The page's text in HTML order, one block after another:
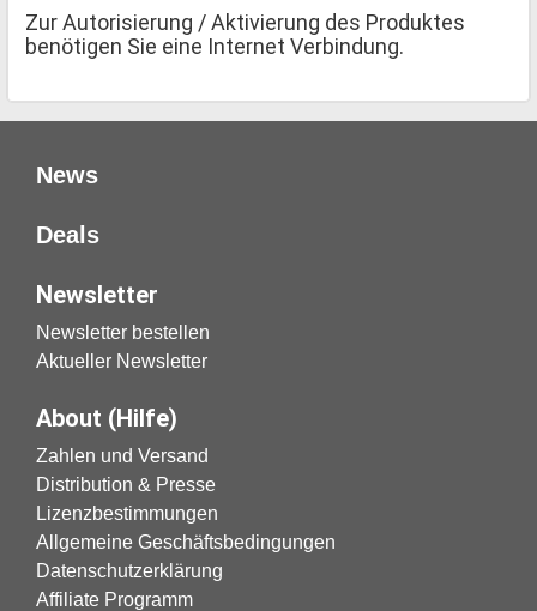
Zur Autorisierung / Aktivierung des Produktes
benötigen Sie eine Internet Verbindung.
News
Deals
Newsletter
Newsletter bestellen
Aktueller Newsletter
About (Hilfe)
Zahlen und Versand
Distribution & Presse
Lizenzbestimmungen
Allgemeine Geschäftsbedingungen
Datenschutzerklärung
Affiliate Programm